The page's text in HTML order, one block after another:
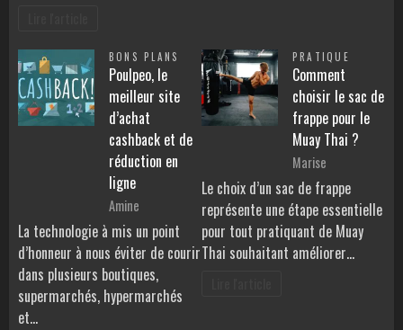
BONS PLANS
Poulpeo, le
meilleur site
d’achat
cashback et de
réduction en
ligne
Amine
La technologie à mis un point
d’honneur à nous éviter de courir
dans plusieurs boutiques,
supermarchés, hypermarchés
et…
PRATIQUE
Comment
choisir le sac de
frappe pour le
Muay Thai ?
Marise
Le choix d’un sac de frappe
représente une étape essentielle
pour tout pratiquant de Muay
Thai souhaitant améliorer…